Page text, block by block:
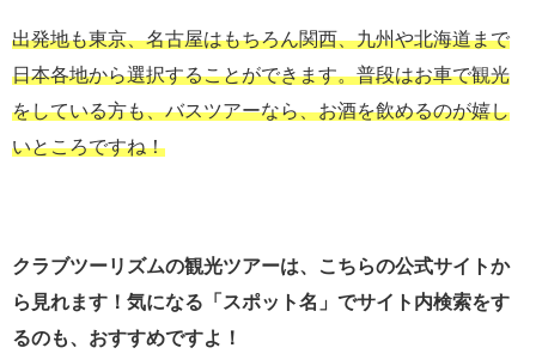
出発地も東京、名古屋はもちろん関西、九州や北海道まで
日本各地から選択することができます。普段はお車で観光
をしている方も、バスツアーなら、お酒を飲めるのが嬉し
いところですね！
クラブツーリズムの観光ツアーは、こちらの公式サイトか
ら見れます！気になる「スポット名」でサイト内検索をす
るのも、おすすめですよ！